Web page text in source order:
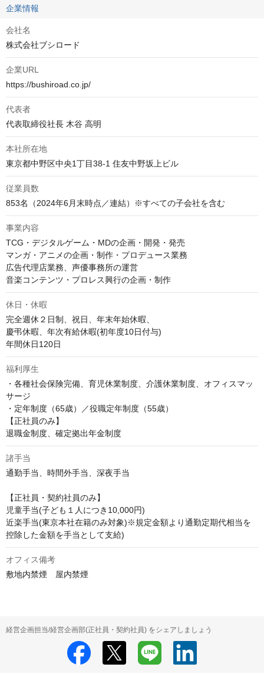
企業情報
会社名
株式会社ブシロード
企業URL
https://bushiroad.co.jp/
代表者
代表取締役社長 木谷 高明
本社所在地
東京都中野区中央1丁目38-1 住友中野坂上ビル
従業員数
853名（2024年6月末時点／連結）※すべての子会社を含む
事業内容
TCG・デジタルゲーム・MDの企画・開発・発売
マンガ・アニメの企画・制作・プロデュース業務
広告代理店業務、声優事務所の運営
音楽コンテンツ・プロレス興行の企画・制作
休日・休暇
完全週休２日制、祝日、年末年始休暇、
慶弔休暇、年次有給休暇(初年度10日付与)
福利厚生
・各種社会保険完備、育児休業制度、介護休業制度、オフィスマッ
サージ
・定年制度（65歳）／役職定年制度（55歳）
【正社員のみ】
退職金制度、確定拠出年金制度
諸手当
通勤手当、時間外手当、深夜手当
【正社員・契約社員のみ】
児童手当(子ども１人につき10,000円)
近楽手当(東京本社在籍のみ対象)※規定金額より通勤定期代相当を
控除した金額を手当として支給)
オフィス備考
敷地内禁煙　屋内禁煙
経営企画担当/経営企画部(正社員・契約社員) をシェアしましょう